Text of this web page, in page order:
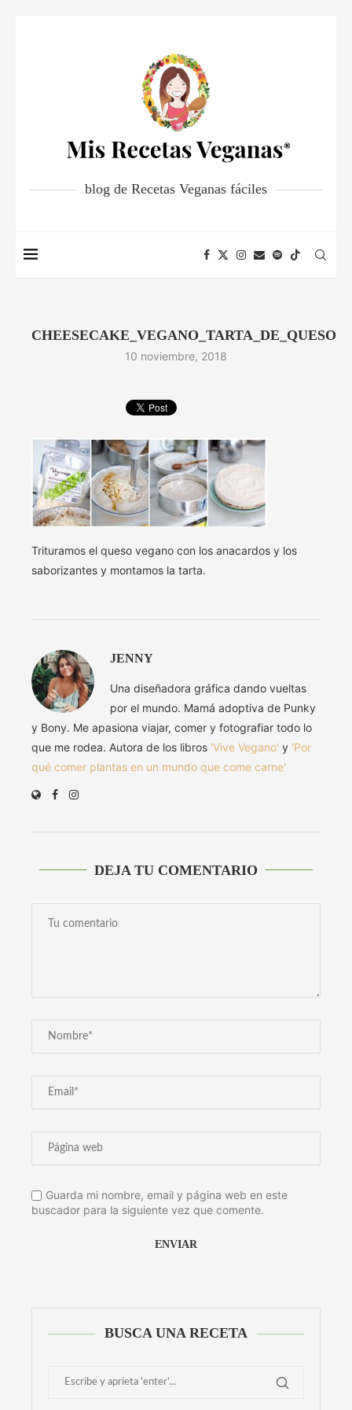
blog de Recetas Veganas fáciles
10 noviembre, 2018
Trituramos el queso vegano con los anacardos y los
saborizantes y montamos la tarta.
JENNY
Una diseñadora gráfica dando vueltas
por el mundo. Mamá adoptiva de Punky
y Bony. Me apasiona viajar, comer y fotografiar todo lo
que me rodea. Autora de los libros 'Vive Vegano' y 'Por
qué comer plantas en un mundo que come carne'
DEJA TU COMENTARIO
Guarda mi nombre, email y página web en este
buscador para la siguiente vez que comente.
BUSCA UNA RECETA